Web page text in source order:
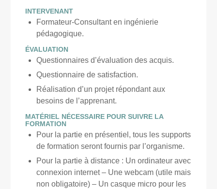
INTERVENANT
Formateur-Consultant en ingénierie
pédagogique.
ÉVALUATION
Questionnaires d’évaluation des acquis.
Questionnaire de satisfaction.
Réalisation d’un projet répondant aux
besoins de l’apprenant.
MATÉRIEL NÉCESSAIRE POUR SUIVRE LA
FORMATION
Pour la partie en présentiel, tous les supports
de formation seront fournis par l’organisme.
Pour la partie à distance : Un ordinateur avec
connexion internet – Une webcam (utile mais
non obligatoire) – Un casque micro pour les